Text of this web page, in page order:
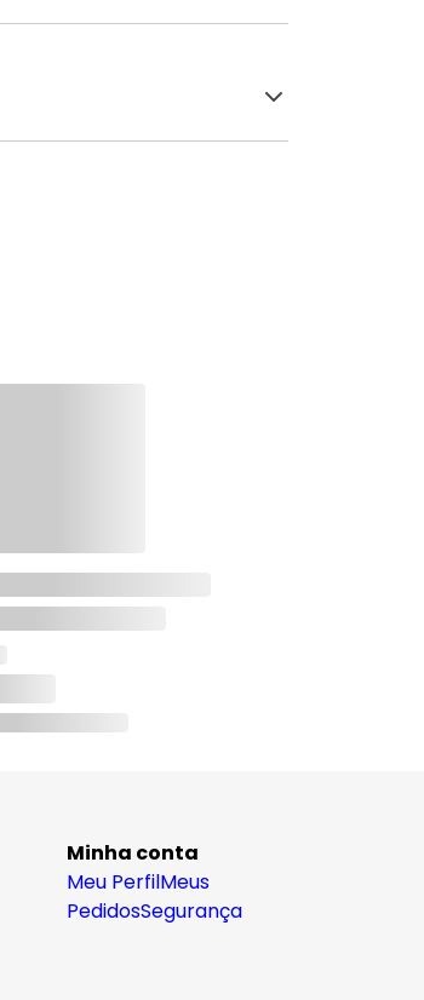
Minha conta
Meu PerfilMeus
PedidosSegurança